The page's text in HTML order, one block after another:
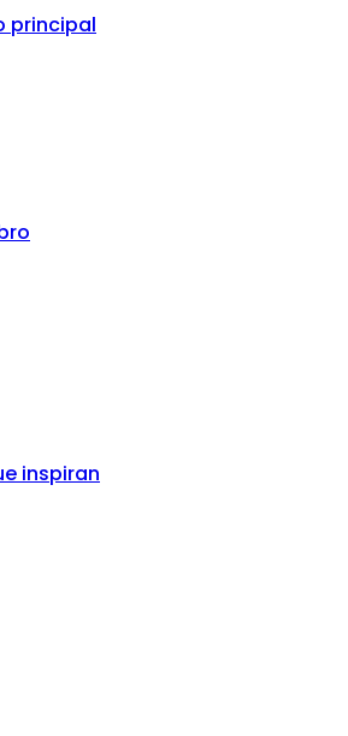
principal
inspiran